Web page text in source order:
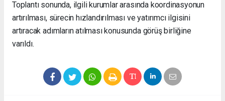
Toplantı sonunda, ilgili kurumlar arasında koordinasyonun
artırılması, sürecin hızlandırılması ve yatırımcı ilgisini
artıracak adımların atılması konusunda görüş birliğine
varıldı.